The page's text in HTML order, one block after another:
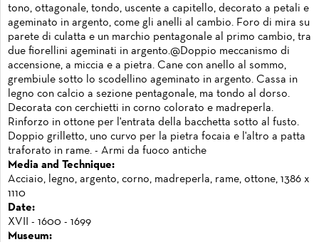
tono, ottagonale, tondo, uscente a capitello, decorato a petali e
ageminato in argento, come gli anelli al cambio. Foro di mira su
parete di culatta e un marchio pentagonale al primo cambio, tra
due fiorellini ageminati in argento.@Doppio meccanismo di
accensione, a miccia e a pietra. Cane con anello al sommo,
grembiule sotto lo scodellino ageminato in argento. Cassa in
legno con calcio a sezione pentagonale, ma tondo al dorso.
Decorata con cerchietti in corno colorato e madreperla.
Rinforzo in ottone per l'entrata della bacchetta sotto al fusto.
Doppio grilletto, uno curvo per la pietra focaia e l'altro a patta
traforato in rame. - Armi da fuoco antiche
Media and Technique:
Acciaio, legno, argento, corno, madreperla, rame, ottone, 1386 x
1110
Date:
XVII - 1600 - 1699
Museum: